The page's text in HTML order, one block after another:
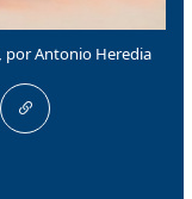
por Antonio Heredia